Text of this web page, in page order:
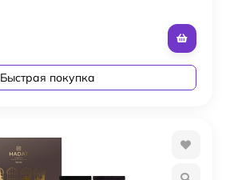
Быстрая покупка